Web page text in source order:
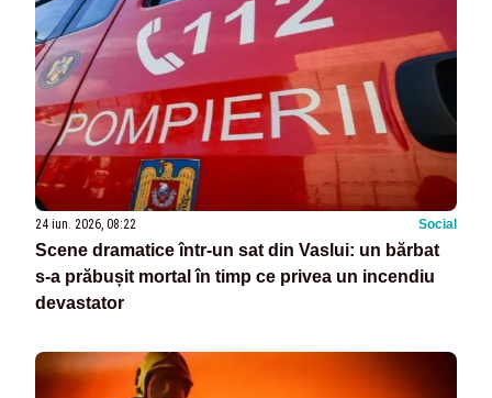
24 iun. 2026, 08:22 Social
Scene dramatice într-un sat din Vaslui: un bărbat
s-a prăbușit mortal în timp ce privea un incendiu
devastator